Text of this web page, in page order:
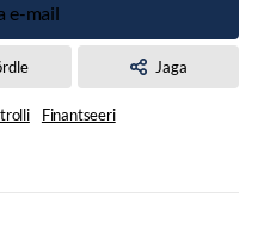
e-mail
Jaga
Finantseeri